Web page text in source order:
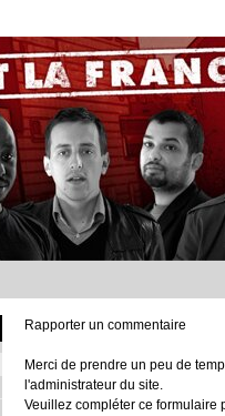
Rapporter un commentaire
Merci de prendre un peu de
l'administrateur du site.
Veuillez compléter ce formulaire